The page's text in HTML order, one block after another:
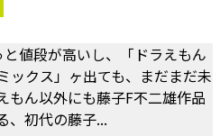
値段が高いし、「ドラえもん
ックス」ヶ出ても、まだまだ未
もん以外にも藤子F不二雄作品
、初代の藤子...